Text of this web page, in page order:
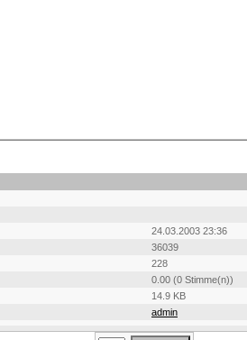
24.03.2003 23:36
36039
228
0.00 (0 Stimme(n))
14.9 KB
admin